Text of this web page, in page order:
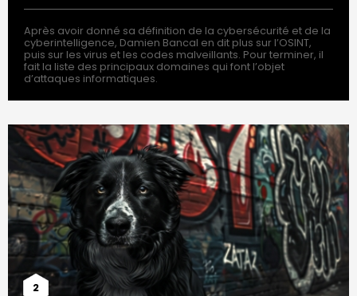
Après avoir donné sa définition de la cybersécurité et de la
cyberintelligence, Damien Bancal en dit plus sur l’OSINT,
puis sur les virus et les codes malveillants. Pour terminer, il
fait la liste des principaux domaines qui font l’objet
d’attaques informatiques.
2